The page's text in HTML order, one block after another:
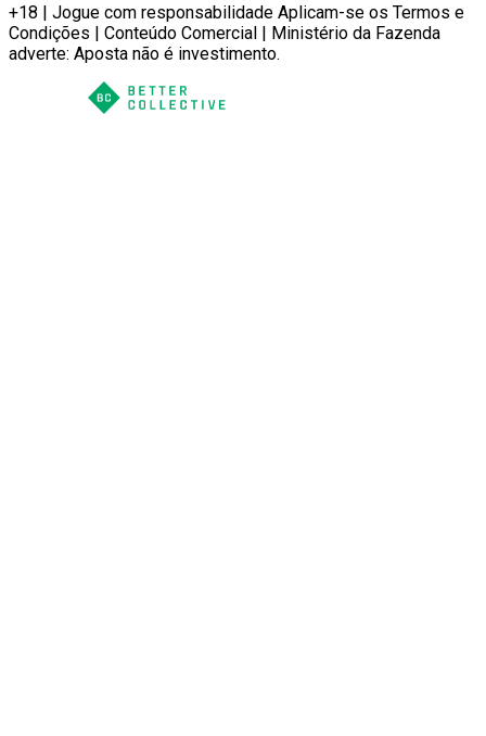
+18 | Jogue com responsabilidade Aplicam-se os Termos e
Condições | Conteúdo Comercial | Ministério da Fazenda
adverte: Aposta não é investimento.